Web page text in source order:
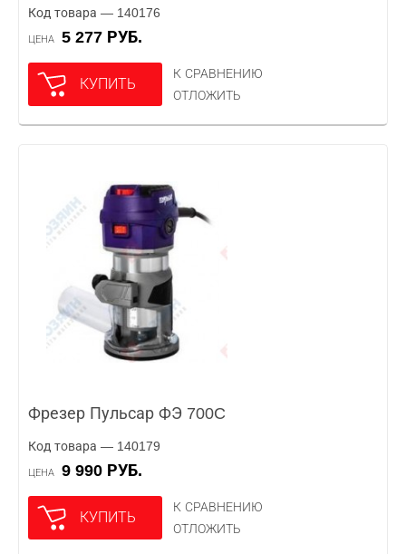
Код товара — 140176
ЦЕНА 5 277 РУБ.
КУПИТЬ
К СРАВНЕНИЮ
ОТЛОЖИТЬ
Фрезер Пульсар ФЭ 700C
Код товара — 140179
ЦЕНА 9 990 РУБ.
КУПИТЬ
К СРАВНЕНИЮ
ОТЛОЖИТЬ